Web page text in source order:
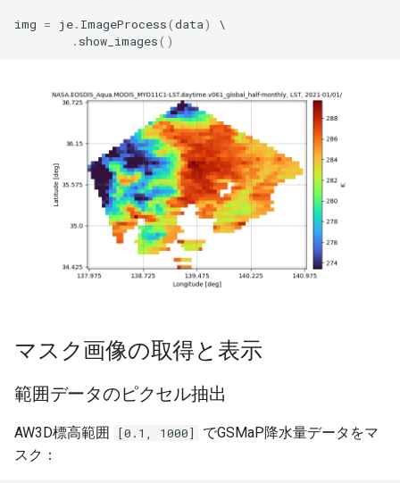
img = je. ImageProcess(data)
. show_images()
マスク画像の取得と表示
範囲データのピクセル抽出
AW3D標高範囲 [0.1, 1000]
でGSMaP降水量データをマ
スク：